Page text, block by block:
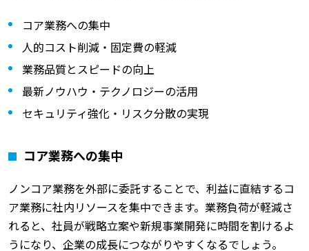
コア業務への集中
人的コスト削減・固定費の軽減
業務品質とスピードの向上
最新ノウハウ・テクノロジーの活用
セキュリティ強化・リスク分散の実現
コア業務への集中
ノンコア業務を外部に委託することで、利益に直結するコ
ア業務に社内リソースを集中できます。業務負荷が軽減さ
れると、社員が戦略立案や新規事業開発に時間を割けるよ
うになり、企業の成長につながりやすくなるでしょう。